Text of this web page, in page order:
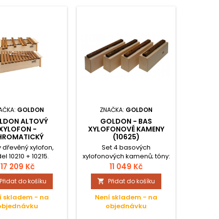
GOLDON
ALTOVÝ
-
dřevěný xylofon,
10210 + 10215.
17 209 Kč
Přidat do košíku
skladem - na
ZNAČKA: GOLDON
GOLDON - BAS
XYLOFONOVÉ KAMENY
(10625)
Set 4 basových
xylofonových kamenů; tóny:
c, d, f, g, bez paličky.
11 049 Kč
 Přidat do košíku
Není skladem - na
objednávku